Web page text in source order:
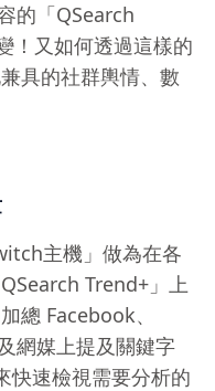
的「QSearch
！又如何透過這樣的
具的社群輿情、數
主機」做為在各
Trend+」上
總 Facebook、
網媒上提及關鍵字
快速檢視需要分析的